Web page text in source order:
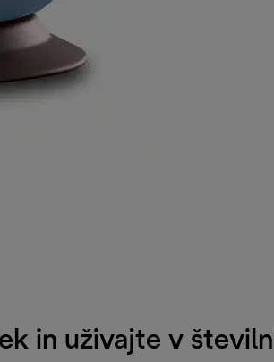
in uživajte v